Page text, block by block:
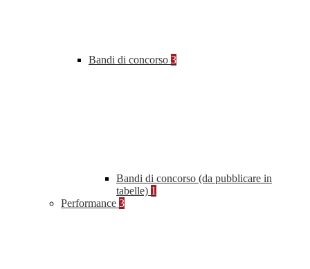
Bandi di concorso 3
Bandi di concorso (da pubblicare in
tabelle) 1
Performance 3